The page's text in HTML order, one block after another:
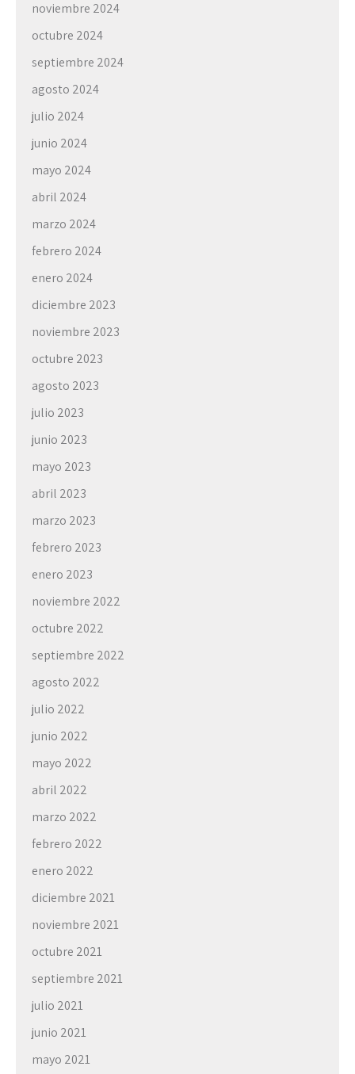
noviembre 2024
octubre 2024
septiembre 2024
agosto 2024
julio 2024
junio 2024
mayo 2024
abril 2024
marzo 2024
febrero 2024
enero 2024
diciembre 2023
noviembre 2023
octubre 2023
agosto 2023
julio 2023
junio 2023
mayo 2023
abril 2023
marzo 2023
febrero 2023
enero 2023
noviembre 2022
octubre 2022
septiembre 2022
agosto 2022
julio 2022
junio 2022
mayo 2022
abril 2022
marzo 2022
febrero 2022
enero 2022
diciembre 2021
noviembre 2021
octubre 2021
septiembre 2021
julio 2021
junio 2021
mayo 2021